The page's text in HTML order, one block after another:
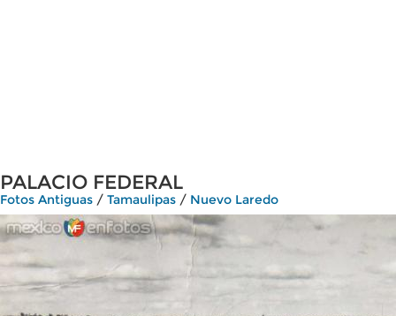
PALACIO FEDERAL
Fotos Antiguas / Tamaulipas / Nuevo Laredo